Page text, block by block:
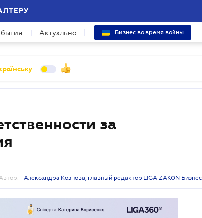
Актуально Бизнес во время войны
за
Александра Кознова, главный редактор LIGA ZAKON Бизнес